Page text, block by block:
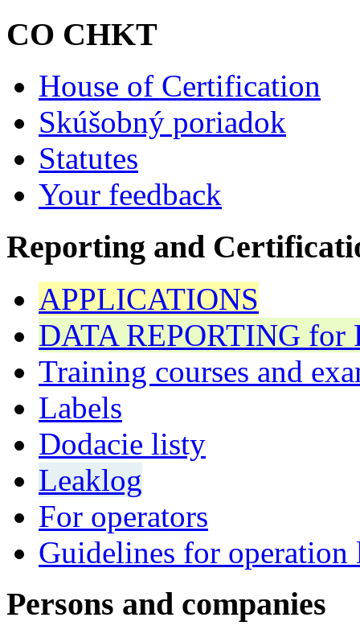
CO CHKT
House of Certification
Skúšobný poriadok
Statutes
Your feedback
Reporting and
APPLICATIONS
DATA REPORTING for
Training courses and
Labels
Dodacie listy
Leaklog
For operators
Guidelines for operation
Persons and companies